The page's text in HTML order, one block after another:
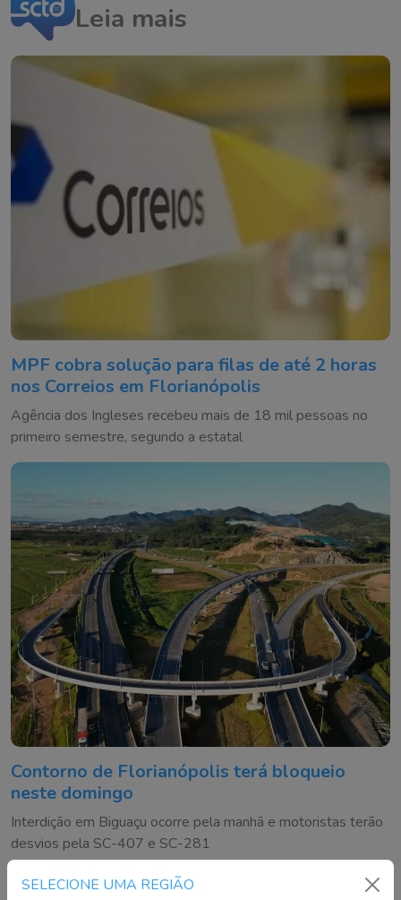
SELECIONE UMA REGIÃO
Leia mais
MPF cobra solução para filas de até 2 horas
nos Correios em Florianópolis
Agência dos Ingleses recebeu mais de 18 mil pessoas no
primeiro semestre, segundo a estatal
Contorno de Florianópolis terá bloqueio
neste domingo
Interdição em Biguaçu ocorre pela manhã e motoristas terão
desvios pela SC-407 e SC-281